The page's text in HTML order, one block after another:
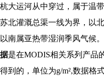
杭大运河从中穿过，属于温
苏北灌溉总渠一线为界，以
以南属亚热带湿润季风气候。
据是在MODIS相关系列产品
得到的，单位为g/m²,数据格